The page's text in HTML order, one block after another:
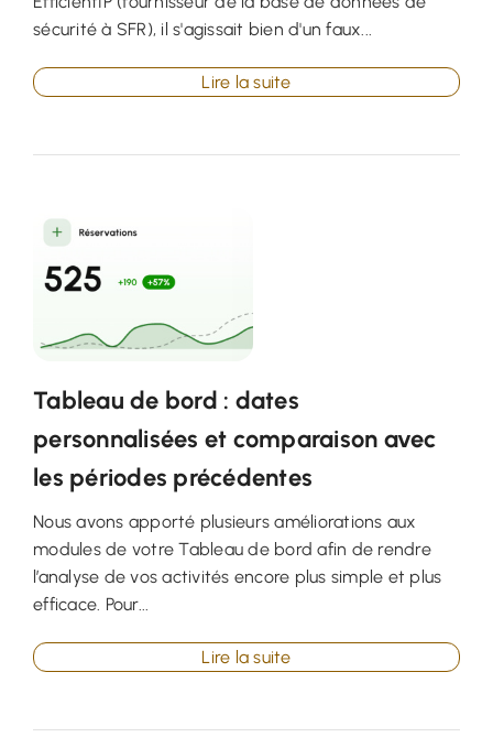
sécurité à SFR), il s'agissait bien d'un faux...
Lire la suite
Tableau de bord : dates
personnalisées et comparaison avec
les périodes précédentes
Nous avons apporté plusieurs améliorations aux
modules de votre Tableau de bord afin de rendre
l’analyse de vos activités encore plus simple et plus
efficace. Pour...
Lire la suite